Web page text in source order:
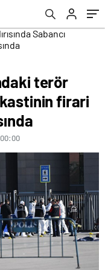
terör
firari